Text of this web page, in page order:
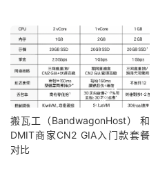
搬瓦工（BandwagonHost） 和
DMIT商家CN2 GIA入门款套餐
对比